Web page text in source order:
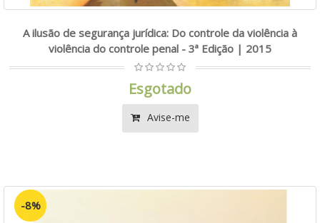
A ilusão de segurança jurídica: Do controle da violência à
violência do controle penal - 3ª Edição | 2015
Esgotado
Avise-me
-8%